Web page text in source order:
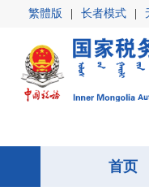
繁體版 长者模式
首页
首页